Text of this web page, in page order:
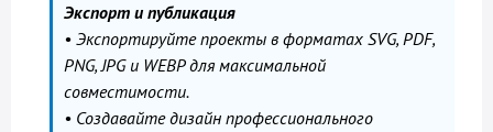
Экспорт и публикация
• Экспортируйте проекты в форматах SVG, PDF,
PNG, JPG и WEBP для максимальной
совместимости.
• Создавайте дизайн профессионального